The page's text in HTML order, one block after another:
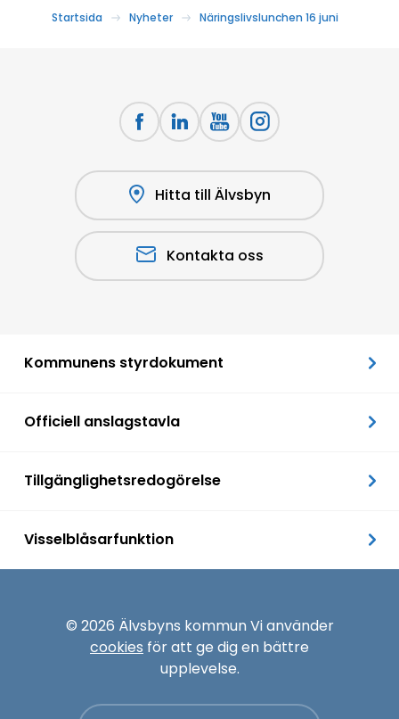
Startsida Nyheter Näringslivslunchen 16 juni
Hitta till Älvsbyn
Kontakta oss
Kommunens styrdokument
Officiell anslagstavla
Tillgänglighetsredogörelse
Visselblåsarfunktion
© 2026 Älvsbyns kommun Vi använder
cookies för att ge dig en bättre
upplevelse.